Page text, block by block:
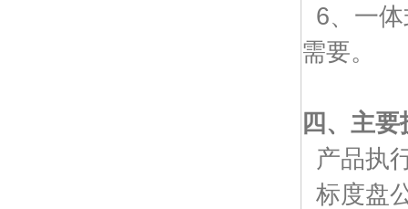
6、一
需要。
四、主
产品执
标度盘